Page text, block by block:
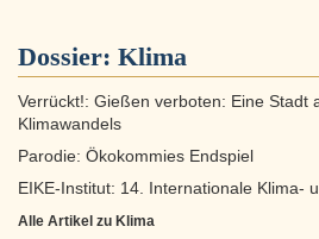
Dossier: Klima
Verrückt!: Gießen verboten: Eine Stadt
Klimawandels
Parodie: Ökokommies Endspiel
EIKE-Institut: 14. Internationale Klima-
Alle Artikel zu Klima